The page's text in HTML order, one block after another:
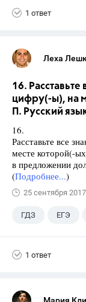
1 ответ
Леха
16.
цифру(-ы), на
П. Русский
16.
Расставьте все
месте которой(-
в предложении
(Подробнее...)
25 сентября 2017
ГДЗ ЕГЭ
1 ответ